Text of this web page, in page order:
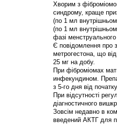
Хворим з
синдрому, краще
(по 1 мл
(по 1 мл
фазі
Є повідомлення про
метрогестона, що
25 мг на добу.
При фіброміомах
инфекундином.
з 5-го дня від
При відсутності
діагностичного
Зовсім недавно в
введений АКТГ для